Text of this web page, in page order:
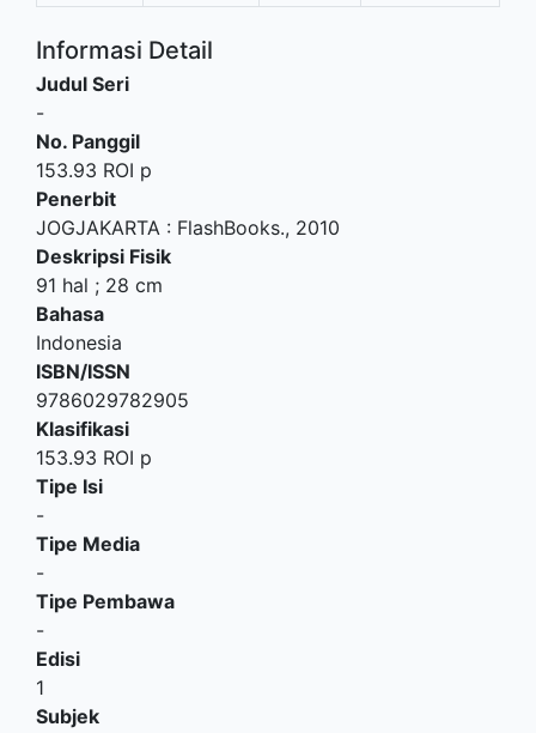
Informasi Detail
Judul Seri
-
No. Panggil
153.93 ROI p
Penerbit
JOGJAKARTA : FlashBooks., 2010
Deskripsi Fisik
91 hal ; 28 cm
Bahasa
Indonesia
ISBN/ISSN
9786029782905
Klasifikasi
153.93 ROI p
Tipe Isi
-
Tipe Media
-
Tipe Pembawa
-
Edisi
1
Subjek